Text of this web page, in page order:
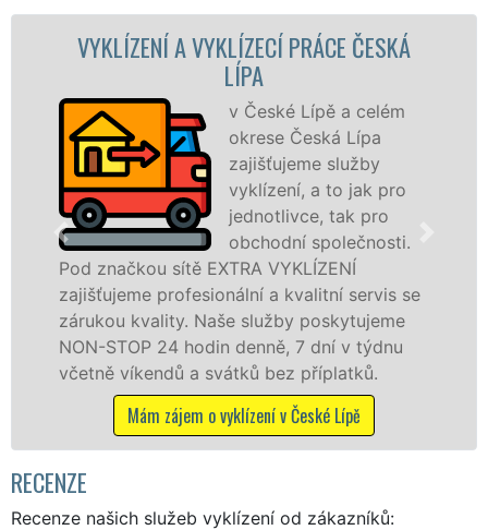
PRÁCE ČESKÁ
v České Lípě a celém
okrese Česká Lípa
zajišťujeme služby
vyklízení, a to jak pro
jednotlivce, tak pro
obchodní společnosti.
EXTRA VYKLÍZENÍ
a kvalitní servis se
služby poskytujeme
denně, 7 dní v týdnu
svátků bez příplatků.
o vyklízení v České Lípě
VYKLÍZECÍ
v České Lípě a
službu jak
osobám se
práce, a to NON-
Mám zájem o
RECENZE
Recenze našich služeb vyklízení od zákazníků: